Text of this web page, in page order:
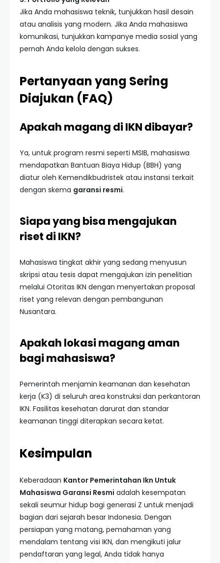
Jika Anda mahasiswa teknik, tunjukkan hasil desain
atau analisis yang modern. Jika Anda mahasiswa
komunikasi, tunjukkan kampanye media sosial yang
pernah Anda kelola dengan sukses.
Pertanyaan yang Sering
Diajukan (FAQ)
Apakah magang di IKN dibayar?
Ya, untuk program resmi seperti MSIB, mahasiswa
mendapatkan Bantuan Biaya Hidup (BBH) yang
diatur oleh Kemendikbudristek atau instansi terkait
dengan skema garansi resmi.
Siapa yang bisa mengajukan
riset di IKN?
Mahasiswa tingkat akhir yang sedang menyusun
skripsi atau tesis dapat mengajukan izin penelitian
melalui Otoritas IKN dengan menyertakan proposal
riset yang relevan dengan pembangunan
Nusantara.
Apakah lokasi magang aman
bagi mahasiswa?
Pemerintah menjamin keamanan dan kesehatan
kerja (K3) di seluruh area konstruksi dan perkantoran
IKN. Fasilitas kesehatan darurat dan standar
keamanan tinggi diterapkan secara ketat.
Kesimpulan
Keberadaan Kantor Pemerintahan Ikn Untuk
Mahasiswa Garansi Resmi adalah kesempatan
sekali seumur hidup bagi generasi Z untuk menjadi
bagian dari sejarah besar Indonesia. Dengan
persiapan yang matang, pemahaman yang
mendalam tentang visi IKN, dan mengikuti jalur
pendaftaran yang legal, Anda tidak hanya